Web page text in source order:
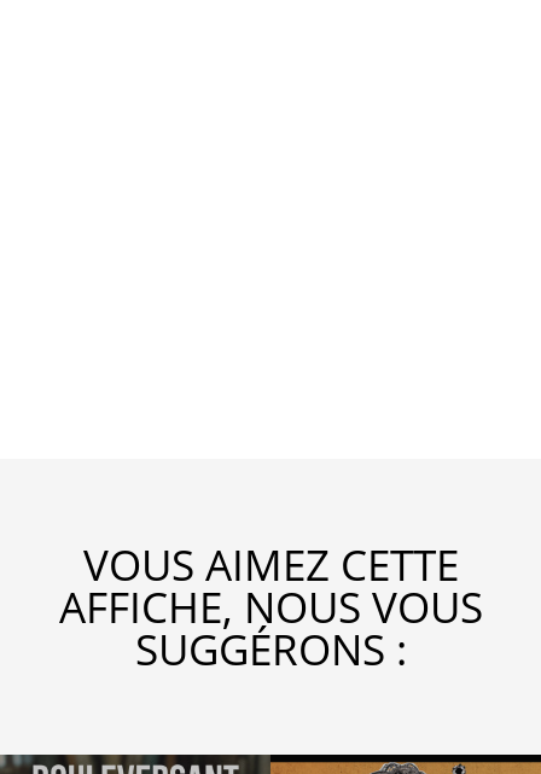
VOUS AIMEZ CETTE
AFFICHE, NOUS VOUS
SUGGÉRONS :